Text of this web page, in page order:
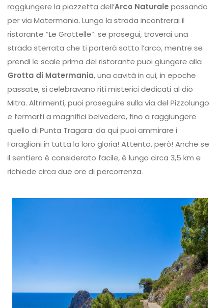
raggiungere la piazzetta dell’Arco Naturale passando
per via Matermania. Lungo la strada incontrerai il
ristorante “Le Grottelle”: se prosegui, troverai una
strada sterrata che ti porterà sotto l’arco, mentre se
prendi le scale prima del ristorante puoi giungere alla
Grotta di Matermania, una cavità in cui, in epoche
passate, si celebravano riti misterici dedicati al dio
Mitra. Altrimenti, puoi proseguire sulla via del Pizzolungo
e fermarti a magnifici belvedere, fino a raggiungere
quello di Punta Tragara: da qui puoi ammirare i
Faraglioni in tutta la loro gloria! Attento, però! Anche se
il sentiero è considerato facile, è lungo circa 3,5 km e
richiede circa due ore di percorrenza.